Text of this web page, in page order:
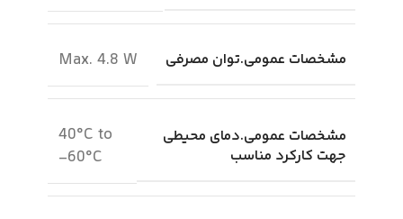
مشخصات عمومی.توان مصرفی Max. 4.8 W
مشخصات عمومی.دمای محیطی
جهت کارکرد مناسب
40°C to
60°C-